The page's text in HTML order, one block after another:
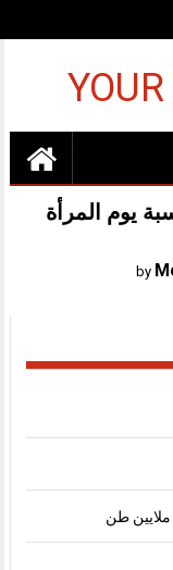
يوم المرأة